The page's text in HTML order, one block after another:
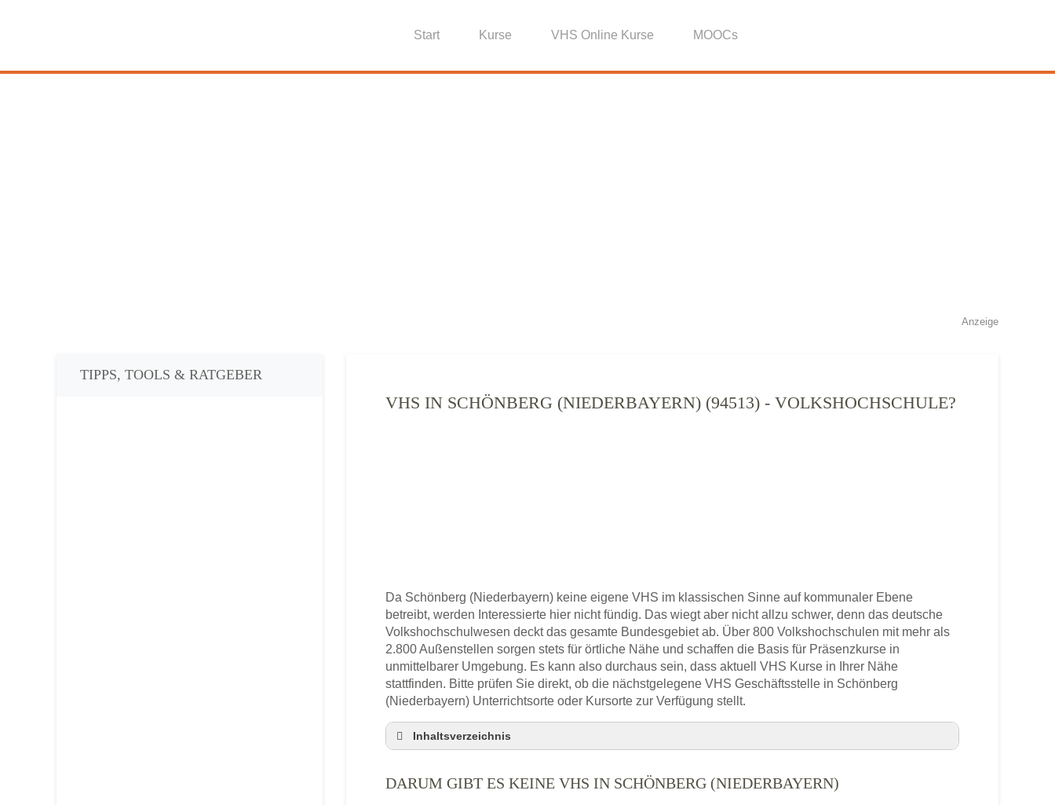
Start Kurse VHS Online Kurse MOOCs
Anzeige
VHS IN SCHÖNBERG (NIEDERBAYERN) (94513) - VOLKSHOCHSCHULE?
Da Schönberg (Niederbayern) keine eigene VHS im klassischen Sinne auf kommunaler Ebene
betreibt, werden Interessierte hier nicht fündig. Das wiegt aber nicht allzu schwer, denn das deutsche
Volkshochschulwesen deckt das gesamte Bundesgebiet ab. Über 800 Volkshochschulen mit mehr als
2.800 Außenstellen sorgen stets für örtliche Nähe und schaffen die Basis für Präsenzkurse in
unmittelbarer Umgebung. Es kann also durchaus sein, dass aktuell VHS Kurse in Ihrer Nähe
stattfinden. Bitte prüfen Sie direkt, ob die nächstgelegene VHS Geschäftsstelle in Schönberg
(Niederbayern) Unterrichtsorte oder Kursorte zur Verfügung stellt.
Inhaltsverzeichnis
3 schnelle Tipps
DARUM GIBT ES KEINE VHS IN SCHÖNBERG (NIEDERBAYERN)
TIPPS, TOOLS & RATGEBER